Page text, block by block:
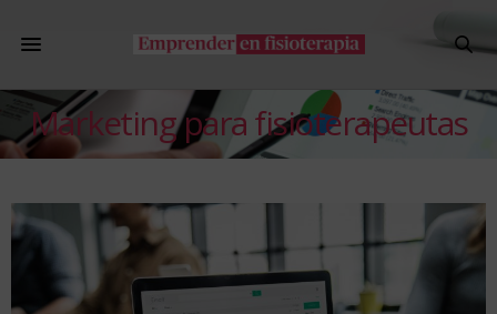
Marketing para fisioterapeutas